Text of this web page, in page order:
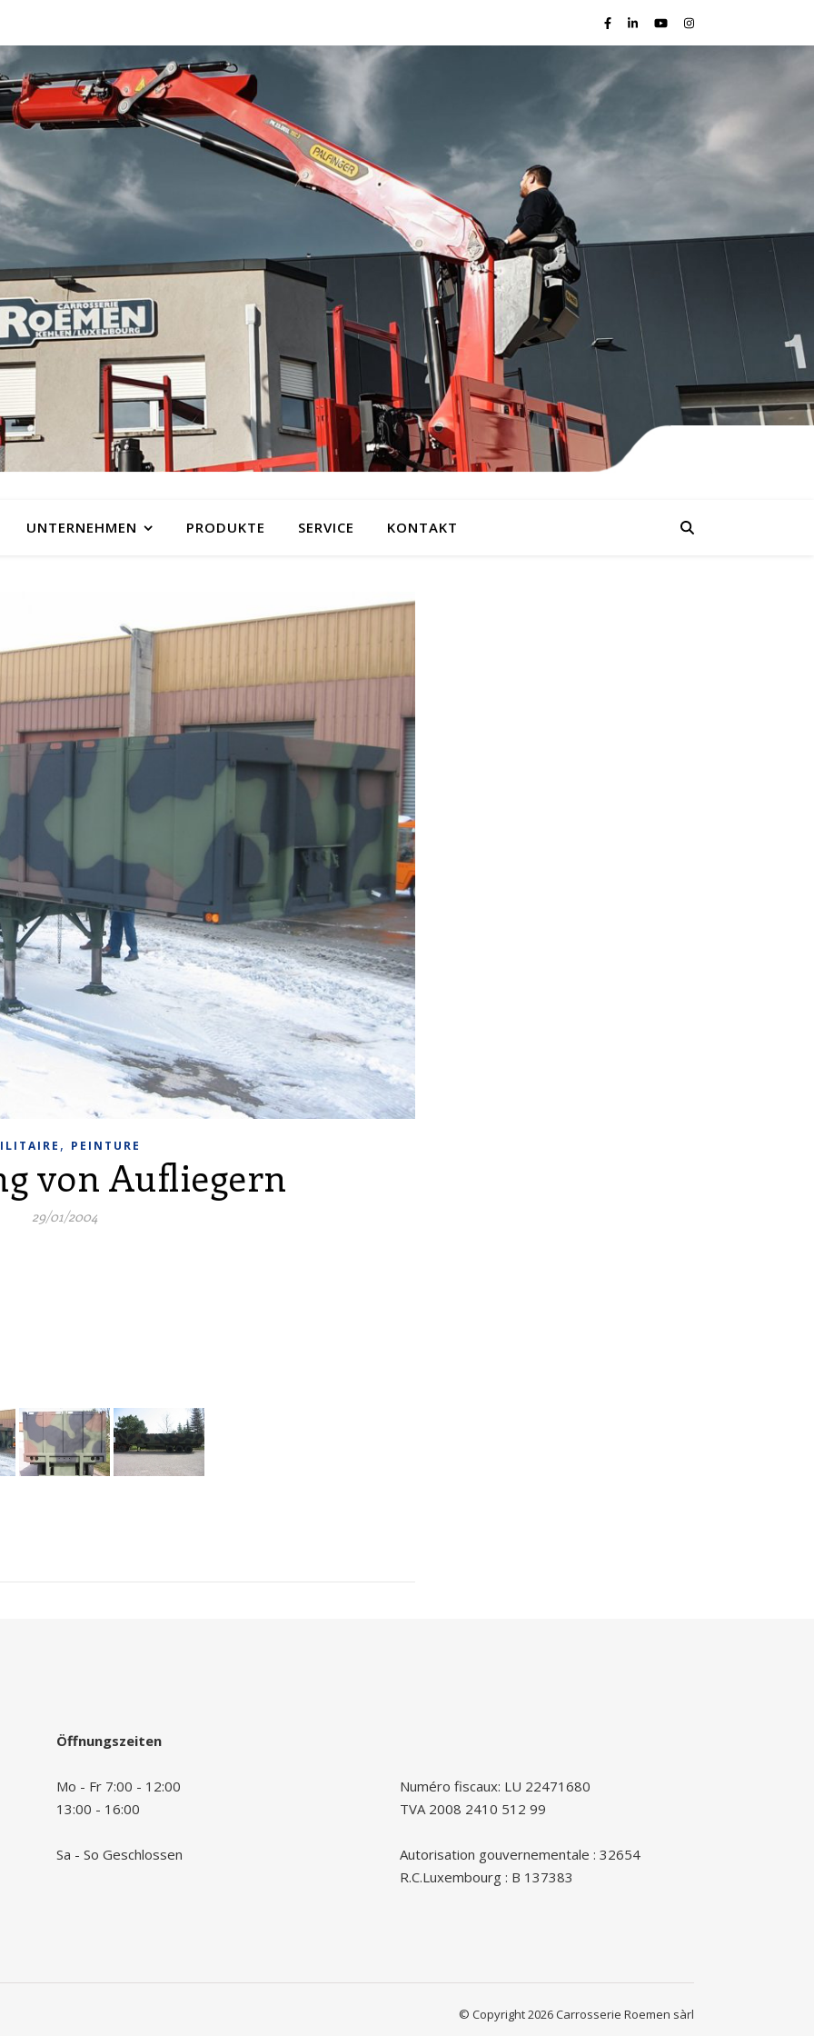
UNTERNEHMEN PRODUKTE SERVICE KONTAKT
, PEINTURE
von Aufliegern
29/01/2004
Öffnungszeiten
Mo - Fr 7:00 - 12:00
13:00 - 16:00
Sa - So Geschlossen
Numéro fiscaux: LU 22471680
TVA 2008 2410 512 99
Autorisation gouvernementale : 32654
R.C.Luxembourg : B 137383
© Copyright 2026 Carrosserie Roemen sàrl